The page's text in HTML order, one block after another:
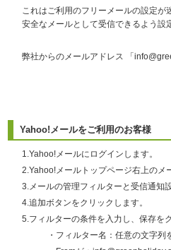
これはご利用のフリーメールの設定
安全なメールとして受信できるよう設
弊社からのメールアドレス 「
Yahoo!メールをご利用のお客様
1.Yahoo!メールにログインします。
2.Yahoo!メールトップページ右上のメ
3.メールの管理フィルターと受信通知
4.追加ボタンをクリックします。
5.フィルターの条件を入力し、保存を
・フィルター名：任意の文字列を